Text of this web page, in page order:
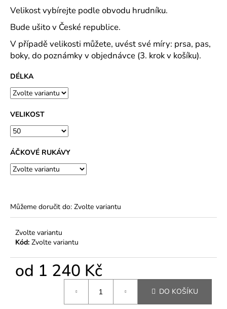
Velikost vybírejte podle obvodu hrudníku.
Bude ušito v České republice.
V případě velikosti můžete, uvést své míry: prsa, pas,
boky, do poznámky v objednávce (3. krok v košíku).
DÉLKA
VELIKOST
ÁČKOVÉ RUKÁVY
Můžeme doručit do: Zvolte variantu
Zvolte variantu
Kód: Zvolte variantu
od 1 240 Kč
DO KOŠÍKU
ROVNÝ
TEPLÁKOVÝ
KABÁT
-
VARIANTY
DÉLEK
200
Kč